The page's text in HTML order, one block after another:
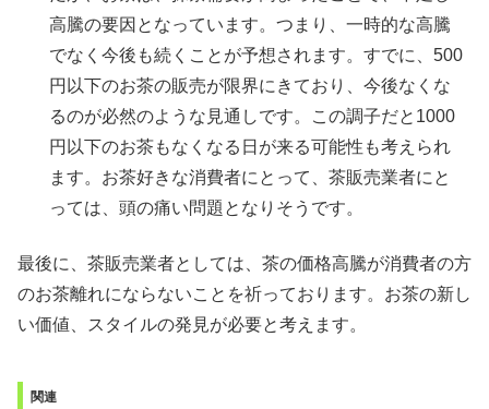
高騰の要因となっています。つまり、一時的な高騰
でなく今後も続くことが予想されます。すでに、500
円以下のお茶の販売が限界にきており、今後なくな
るのが必然のような見通しです。この調子だと1000
円以下のお茶もなくなる日が来る可能性も考えられ
ます。お茶好きな消費者にとって、茶販売業者にと
っては、頭の痛い問題となりそうです。
最後に、茶販売業者としては、茶の価格高騰が消費者の方
のお茶離れにならないことを祈っております。お茶の新し
い価値、スタイルの発見が必要と考えます。
関連